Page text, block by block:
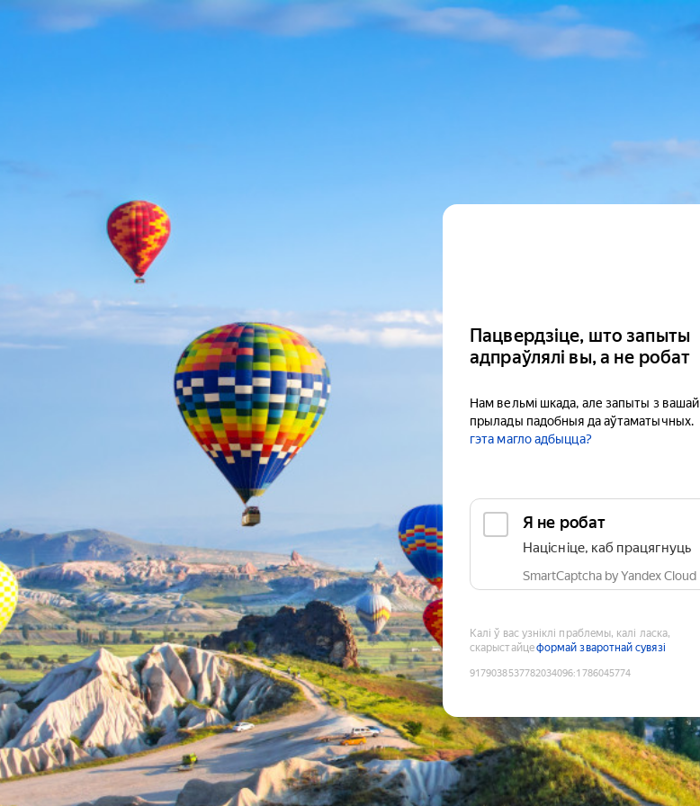
Пацвердзіце, што запыты
адпраўлялі вы, а не робат
Нам вельмі шкада, але запыты з вашай
прылады падобныя да аўтаматычных.
гэта магло адбыцца?
Я не робат
Націсніце, каб працягнуць
SmartCaptcha by Yandex Cloud
Калі ў вас узніклі праблемы, калі ласка,
скарыстайцеформай зваротнай сувязі
9179038537782034096:1786045774